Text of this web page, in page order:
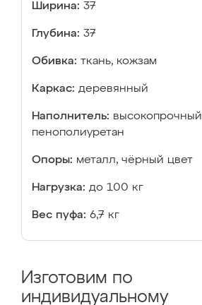
Ширина: 37
Глубина: 37
Обивка: ткань, кожзам
Каркас: деревянный
Наполнитель: высокопрочный
пенополиуретан
Опоры: металл, чёрный цвет
Нагрузка: до 100 кг
Вес пуфа: 6,7 кг
Изготовим по
индивидуальному